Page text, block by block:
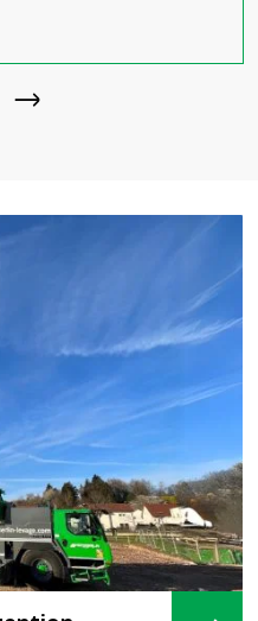
Notre
du secteur